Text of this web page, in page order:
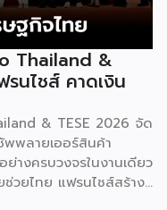
Thailand &
นไชส์ คาดเงิน
& TESE 2026 จัด
พลายเออร์สินค้า
างครบวงจรในงานเดียว
วยไทย แฟรนไชส์สร้าง